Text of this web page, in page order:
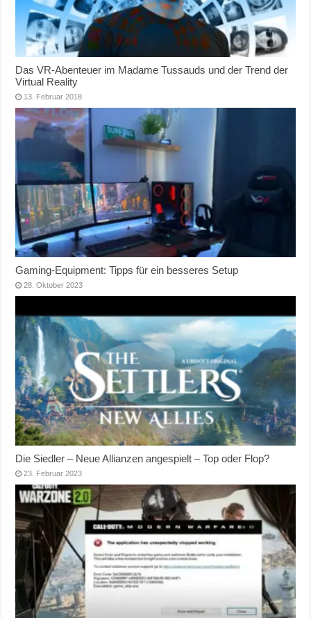
Das VR-Abenteuer im Madame Tussauds und der Trend der
Virtual Reality
13. Februar 2018
Gaming-Equipment: Tipps für ein besseres Setup
28. Oktober 2023
Die Siedler – Neue Allianzen angespielt – Top oder Flop?
23. Februar 2023